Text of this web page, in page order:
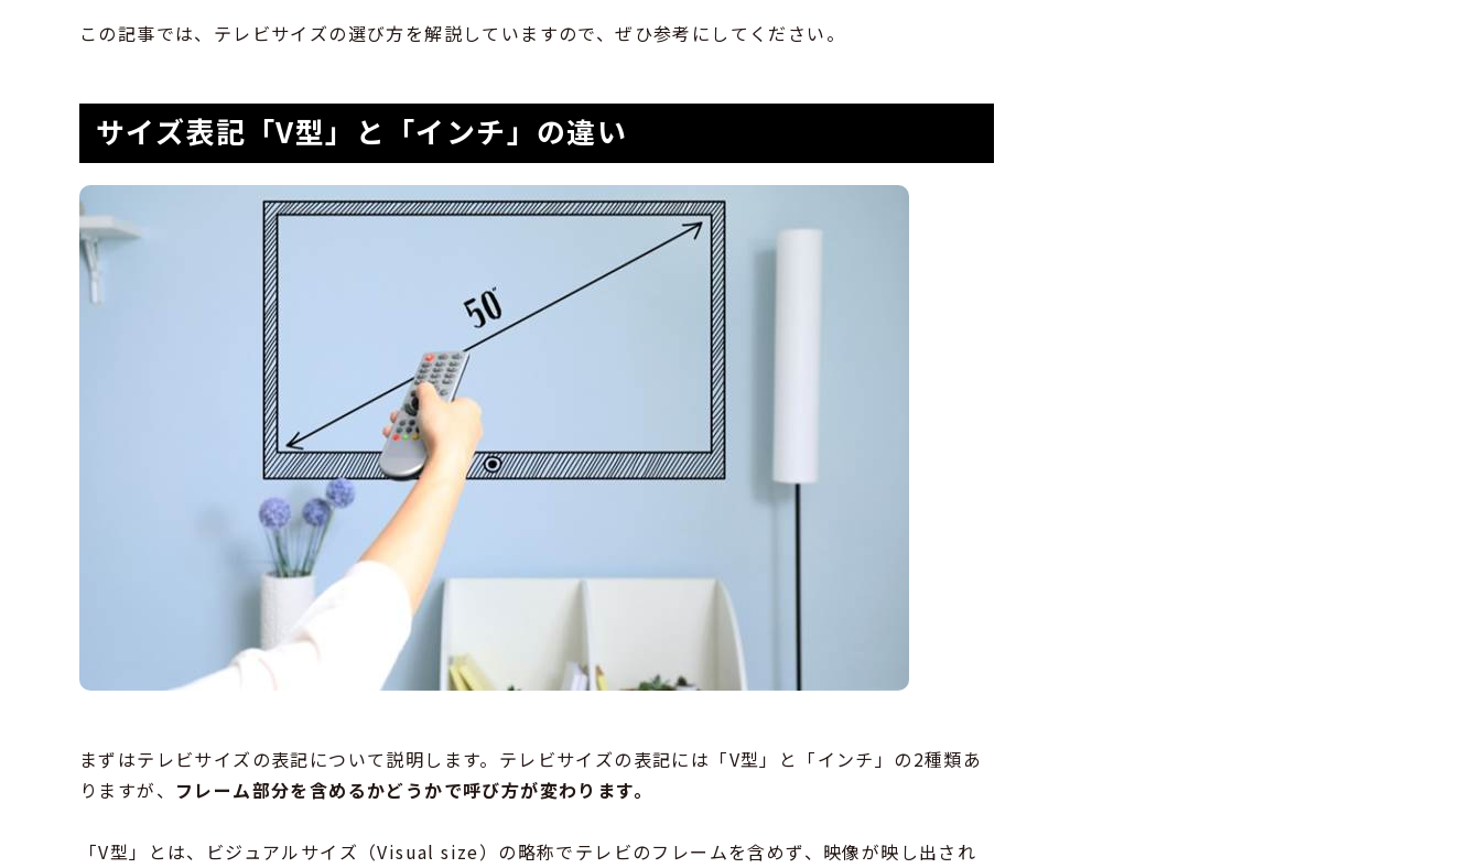
この記事では、テレビサイズの選び方を解説していますので、ぜひ参考にしてください。
サイズ表記「V型」と「インチ」の違い
まずはテレビサイズの表記について説明します。テレビサイズの表記には「V型」と「インチ」の2種類あ
りますが、 フレーム部分を含めるかどうかで呼び方が変わります。
「V型」とは、ビジュアルサイズ（Visual size）の略称でテレビのフレームを含めず、映像が映し出され